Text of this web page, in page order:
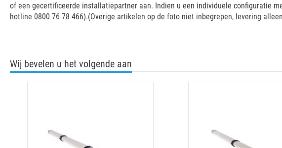
of een gecertificeerde installatiepartner aan. Indien u een individuele configuratie
hotline 0800 76 78 466).(Overige artikelen op de foto niet inbegrepen, levering
Wij bevelen u het volgende aan